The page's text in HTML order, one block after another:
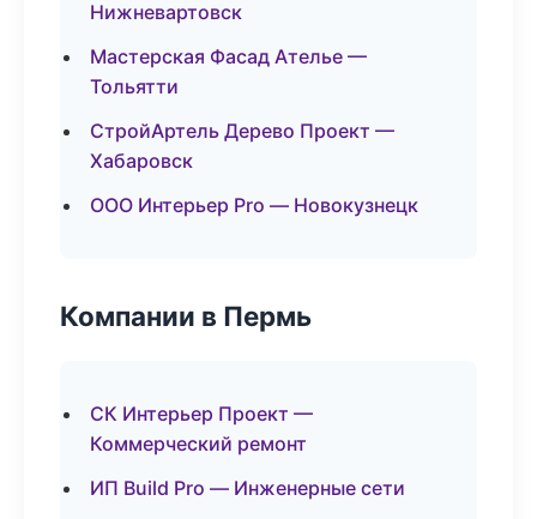
Нижневартовск
Мастерская Фасад Ателье —
Тольятти
СтройАртель Дерево Проект —
Хабаровск
ООО Интерьер Pro — Новокузнецк
Компании в Пермь
СК Интерьер Проект —
Коммерческий ремонт
ИП Build Pro — Инженерные сети